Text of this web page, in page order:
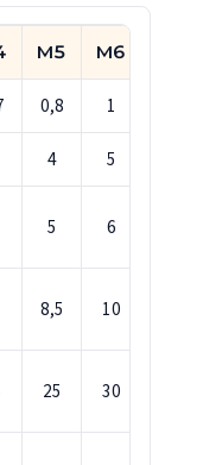
M5 M6
0,8 1
4 5
5 6
8,5 10
25 30